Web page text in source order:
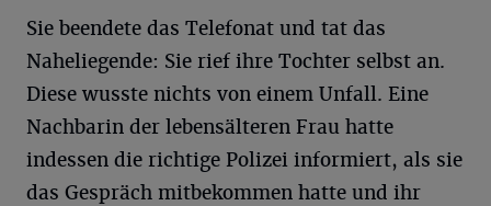
Sie beendete das Telefonat und tat das
Naheliegende: Sie rief ihre Tochter selbst an.
Diese wusste nichts von einem Unfall. Eine
Nachbarin der lebensälteren Frau hatte
indessen die richtige Polizei informiert, als sie
das Gespräch mitbekommen hatte und ihr